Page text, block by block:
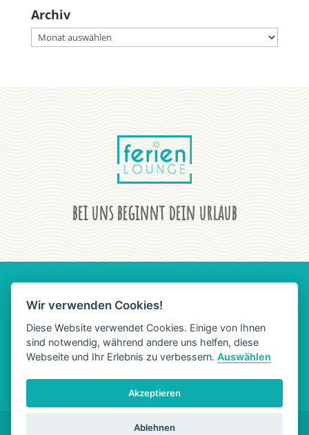
Archiv
Archiv
bei uns beginnt dein urlaub
AGB DATENSCHUTZ
Wir verwenden Cookies!
Diese Website verwendet Cookies. Einige von Ihnen
sind notwendig, während andere uns helfen, diese
Webseite und Ihr Erlebnis zu verbessern.Auswählen
Akzeptieren
Ablehnen